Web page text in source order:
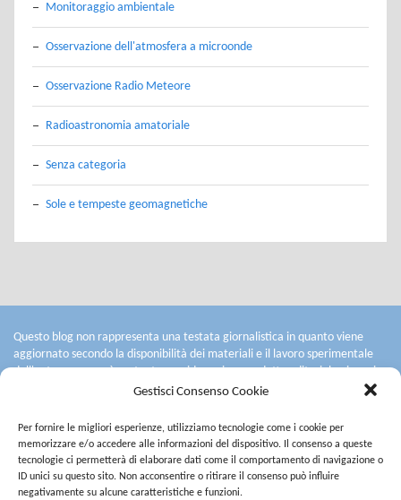
Gestisci Consenso Cookie
Per fornire le migliori esperienze, utilizziamo tecnologie come i cookie per
memorizzare e/o accedere alle informazioni del dispositivo. Il consenso a queste
tecnologie ci permetterà di elaborare dati come il comportamento di navigazione o
ID unici su questo sito. Non acconsentire o ritirare il consenso può influire
negativamente su alcune caratteristiche e funzioni.
Monitoraggio ambientale
Osservazione dell'atmosfera a microonde
Osservazione Radio Meteore
Radioastronomia amatoriale
Senza categoria
Sole e tempeste geomagnetiche
Questo blog non rappresenta una testata giornalistica in quanto viene
aggiornato secondo la disponibilità dei materiali e il lavoro sperimentale
dell'autore: non può pertanto considerarsi un prodotto editoriale ai sensi
della legge n° 62 del 7.03.2001.
ad ogni post.
Saranno cancellati i commenti contenenti spam, quelli ritenuti offensivi o
lesivi dell'immagine e dell'onorabilità di terzi, commenti razzisti o che
contengano dati personali non conformi al rispetto delle norme sulla
Privacy. Alcuni testi o immagini inserite in questo blog sono tratte da